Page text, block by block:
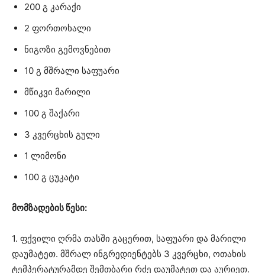
200 გ კარაქი
2 ფორთოხალი
ნიგოზი გემოვნებით
10 გ მშრალი საფუარი
მწიკვი მარილი
100 გ შაქარი
3 კვერცხის გული
1 ლიმონი
100 გ ცუკატი
მომზადების წესი:
1. ფქვილი ღრმა თასში გაცერით, საფუარი და მარილი
დაუმატეთ. მშრალ ინგრედიენტებს 3 კვერცხი, ოთახის
ტემპერატურამდე შემთბარი რძე დაუმატეთ და აურიეთ.